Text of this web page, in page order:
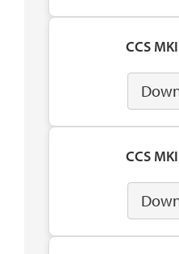
CCS
CCS